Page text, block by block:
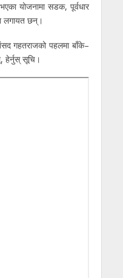
योजनामा सडक, पूर्वधार
लगायत छन्।
गहतराजको पहलमा बाँके–
हेर्नुस् सूचि।